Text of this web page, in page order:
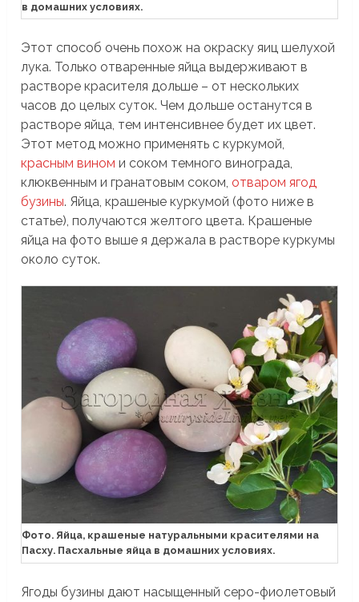
в домашних условиях.
Этот способ очень похож на окраску яиц шелухой
лука. Только отваренные яйца выдерживают в
растворе красителя дольше – от нескольких
часов до целых суток. Чем дольше останутся в
растворе яйца, тем интенсивнее будет их цвет.
Этот метод можно применять с куркумой,
красным вином и соком темного винограда,
клюквенным и гранатовым соком,отваром ягод
бузины. Яйца, крашеные куркумой (фото ниже в
статье), получаются желтого цвета. Крашеные
яйца на фото выше я держала в растворе куркумы
около суток.
Фото. Яйца, крашеные натуральными красителями на
Пасху. Пасхальные яйца в домашних условиях.
Ягоды бузины дают насыщенный серо-фиолетовый